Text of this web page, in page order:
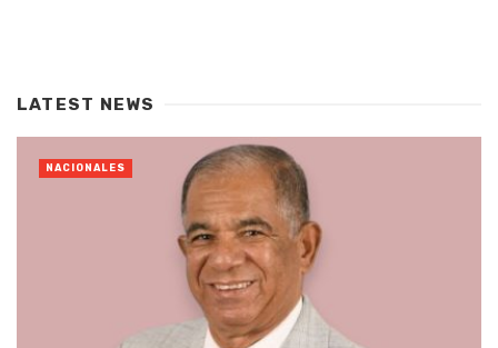
LATEST NEWS
NACIONALES